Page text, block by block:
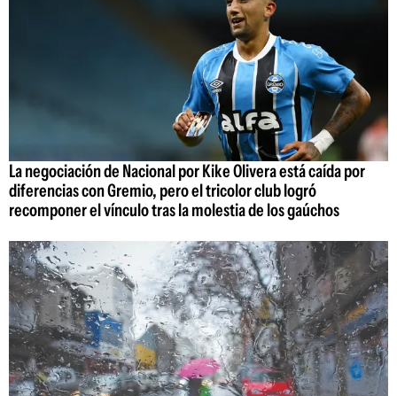
La negociación de Nacional por Kike Olivera está caída por
diferencias con Gremio, pero el tricolor club logró
recomponer el vínculo tras la molestia de los gaúchos